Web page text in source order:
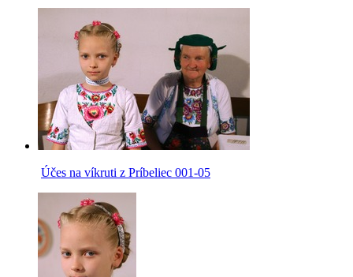
Účes na víkruti z Príbeliec 001-05